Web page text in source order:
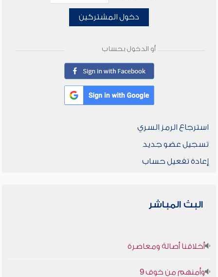
دخول المشتركين
أو الدخول بحساب
استرجاع الرمز السري
تسجيل عضو جديد
إعادة تفعيل حساب
البث المباشر
أخلاقنا أصالة ومعاصرة
وأمنهم من خوف 9